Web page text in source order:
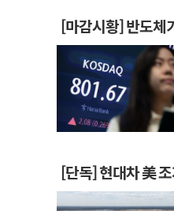
[마감시황] 반도체
[단독] 현대차 美